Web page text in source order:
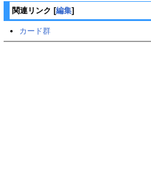
関連リンク [編集]
カード群